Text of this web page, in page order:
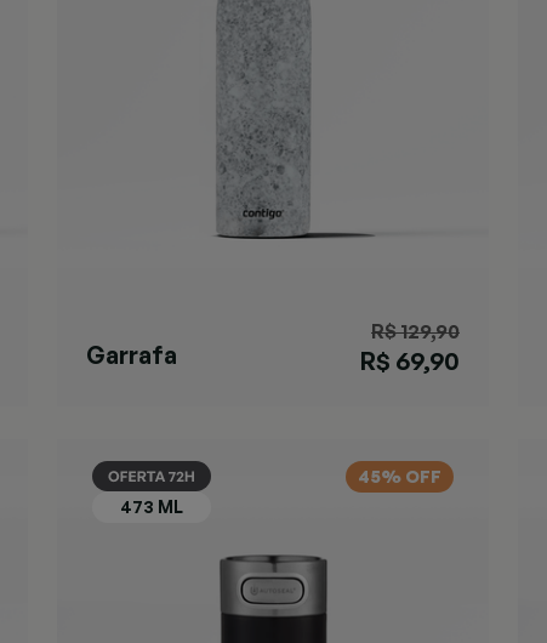
Garrafa
R$ 129,90
R$ 69,90
45% OFF